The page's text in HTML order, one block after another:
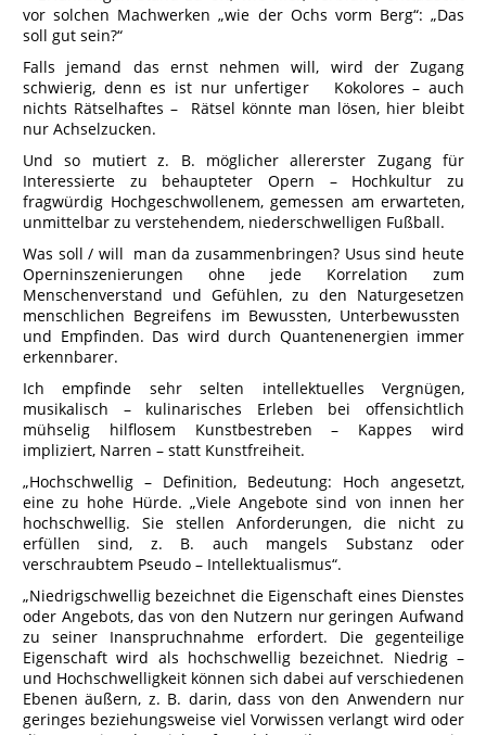
vor solchen Machwerken „wie der Ochs vorm Berg“: „Das
soll gut sein?“
Falls jemand das ernst nehmen will, wird der Zugang
schwierig, denn es ist nur unfertiger Kokolores – auch
nichts Rätselhaftes – Rätsel könnte man lösen, hier bleibt
nur Achselzucken.
Und so mutiert z. B. möglicher allererster Zugang für
Interessierte zu behaupteter Opern – Hochkultur zu
fragwürdig Hochgeschwollenem, gemessen am erwarteten,
unmittelbar zu verstehendem, niederschwelligen Fußball.
Was soll / will man da zusammenbringen? Usus sind heute
Operninszenierungen ohne jede Korrelation zum
Menschenverstand und Gefühlen, zu den Naturgesetzen
menschlichen Begreifens im Bewussten, Unterbewussten
und Empfinden. Das wird durch Quantenenergien immer
erkennbarer.
Ich empfinde sehr selten intellektuelles Vergnügen,
musikalisch – kulinarisches Erleben bei offensichtlich
mühselig hilflosem Kunstbestreben – Kappes wird
impliziert, Narren – statt Kunstfreiheit.
„Hochschwellig – Definition, Bedeutung: Hoch angesetzt,
eine zu hohe Hürde. „Viele Angebote sind von innen her
hochschwellig. Sie stellen Anforderungen, die nicht zu
erfüllen sind, z. B. auch mangels Substanz oder
verschraubtem Pseudo – Intellektualismus“.
„Niedrigschwellig bezeichnet die Eigenschaft eines Dienstes
oder Angebots, das von den Nutzern nur geringen Aufwand
zu seiner Inanspruchnahme erfordert. Die gegenteilige
Eigenschaft wird als hochschwellig bezeichnet. Niedrig –
und Hochschwelligkeit können sich dabei auf verschiedenen
Ebenen äußern, z. B. darin, dass von den Anwendern nur
geringes beziehungsweise viel Vorwissen verlangt wird oder